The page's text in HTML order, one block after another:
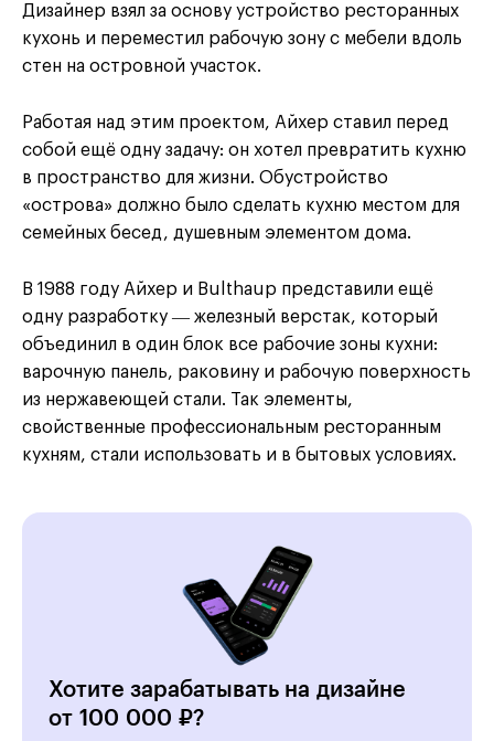
Дизайнер взял за основу устройство ресторанных
кухонь и переместил рабочую зону с мебели вдоль
стен на островной участок.
Работая над этим проектом, Айхер ставил перед
собой ещё одну задачу: он хотел превратить кухню
в пространство для жизни. Обустройство
«острова» должно было сделать кухню местом для
семейных бесед, душевным элементом дома.
В 1988 году Айхер и Bulthaup представили ещё
одну разработку ― железный верстак, который
объединил в один блок все рабочие зоны кухни:
варочную панель, раковину и рабочую поверхность
из нержавеющей стали. Так элементы,
свойственные профессиональным ресторанным
кухням, стали использовать и в бытовых условиях.
Хотите зарабатывать на дизайне
от 100 000 ₽?